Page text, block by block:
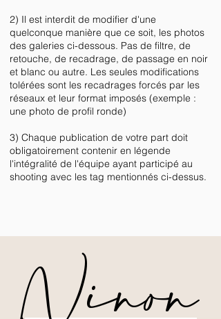
2) Il est interdit de modifier d'une
quelconque manière que ce soit, les photos
des galeries ci-dessous. Pas de filtre, de
retouche, de recadrage, de passage en noir
et blanc ou autre. Les seules modifications
tolérées sont les recadrages forcés par les
réseaux et leur format imposés (exemple :
une photo de profil ronde)
3) Chaque publication de votre part doit
obligatoirement contenir en légende
l'intégralité de l'équipe ayant participé au
shooting avec les tag mentionnés ci-dessus.